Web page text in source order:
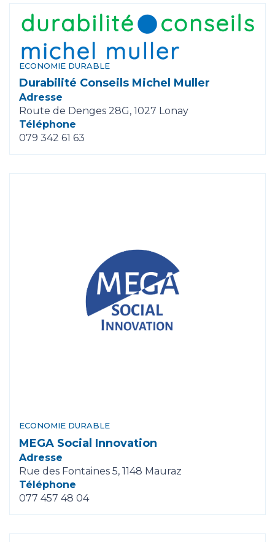
ECONOMIE DURABLE
Durabilité Conseils Michel Muller
Adresse
Route de Denges 28G, 1027 Lonay
Téléphone
079 342 61 63
ECONOMIE DURABLE
MEGA Social Innovation
Adresse
Rue des Fontaines 5, 1148 Mauraz
Téléphone
077 457 48 04